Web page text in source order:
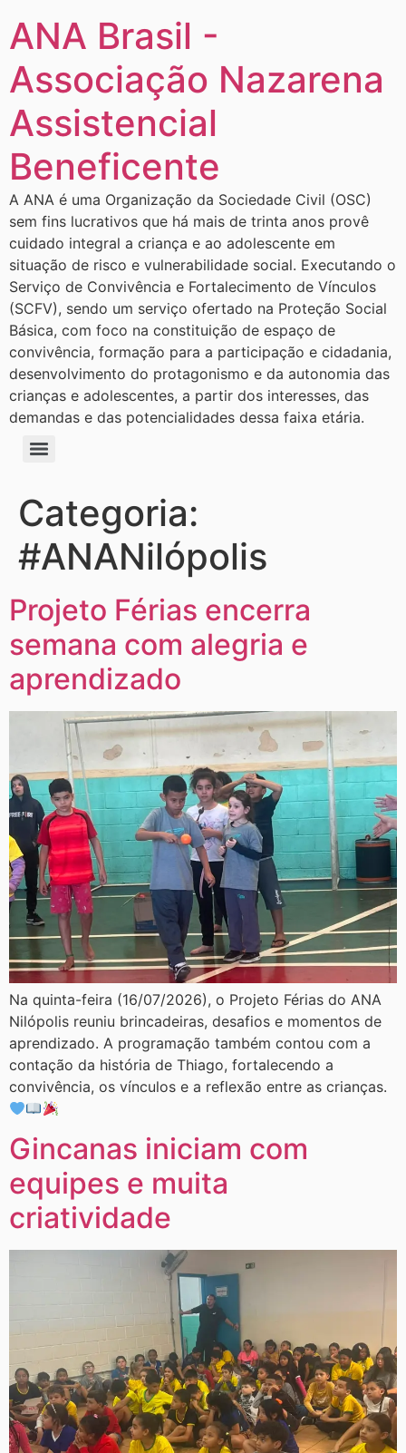
ANA Brasil -
Associação Nazarena
Assistencial
Beneficente
A ANA é uma Organização da Sociedade Civil (OSC)
sem fins lucrativos que há mais de trinta anos provê
cuidado integral a criança e ao adolescente em
situação de risco e vulnerabilidade social. Executando o
Serviço de Convivência e Fortalecimento de Vínculos
(SCFV), sendo um serviço ofertado na Proteção Social
Básica, com foco na constituição de espaço de
convivência, formação para a participação e cidadania,
desenvolvimento do protagonismo e da autonomia das
crianças e adolescentes, a partir dos interesses, das
demandas e das potencialidades dessa faixa etária.
Categoria:
#ANANilópolis
Projeto Férias encerra
semana com alegria e
aprendizado
Na quinta-feira (16/07/2026), o Projeto Férias do ANA
Nilópolis reuniu brincadeiras, desafios e momentos de
aprendizado. A programação também contou com a
contação da história de Thiago, fortalecendo a
convivência, os vínculos e a reflexão entre as crianças.
Gincanas iniciam com
equipes e muita
criatividade